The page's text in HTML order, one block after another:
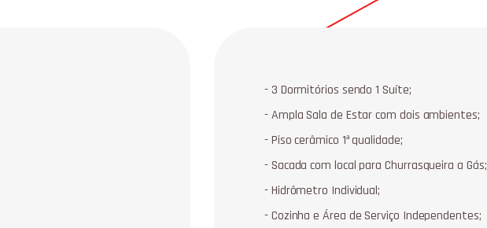
- 3 Dormitórios sendo 1 Suíte;
- Ampla Sala de Estar com dois ambientes;
- Piso cerâmico 1ª qualidade;
- Sacada com local para Churrasqueira a Gás;
- Hidrômetro Individual;
- Cozinha e Área de Serviço Independentes;